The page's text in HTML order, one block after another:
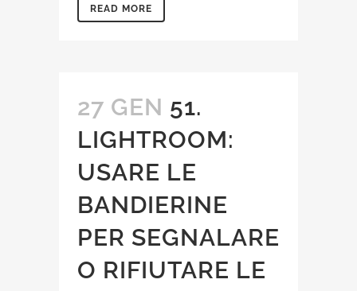
READ MORE
27 GEN 51.
LIGHTROOM:
USARE LE
BANDIERINE
PER SEGNALARE
O RIFIUTARE LE